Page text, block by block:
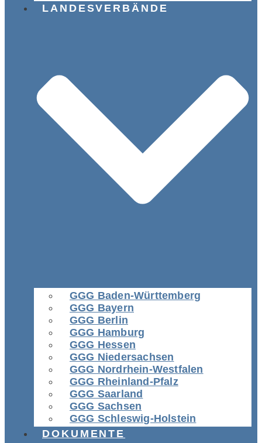
LANDESVERBÄNDE
GGG Baden-Württemberg
GGG Bayern
GGG Berlin
GGG Hamburg
GGG Hessen
GGG Niedersachsen
GGG Nordrhein-Westfalen
GGG Rheinland-Pfalz
GGG Saarland
GGG Sachsen
GGG Schleswig-Holstein
DOKUMENTE